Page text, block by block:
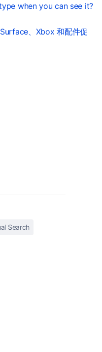
when you can see it?
、Xbox 和配件促
Search